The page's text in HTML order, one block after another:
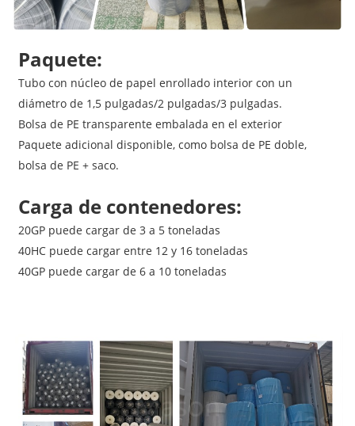
Paquete:
Tubo con núcleo de papel enrollado interior con un
diámetro de 1,5 pulgadas/2 pulgadas/3 pulgadas.
Bolsa de PE transparente embalada en el exterior
Paquete adicional disponible, como bolsa de PE doble,
bolsa de PE + saco.
Carga de contenedores:
20GP puede cargar de 3 a 5 toneladas
40HC puede cargar entre 12 y 16 toneladas
40GP puede cargar de 6 a 10 toneladas